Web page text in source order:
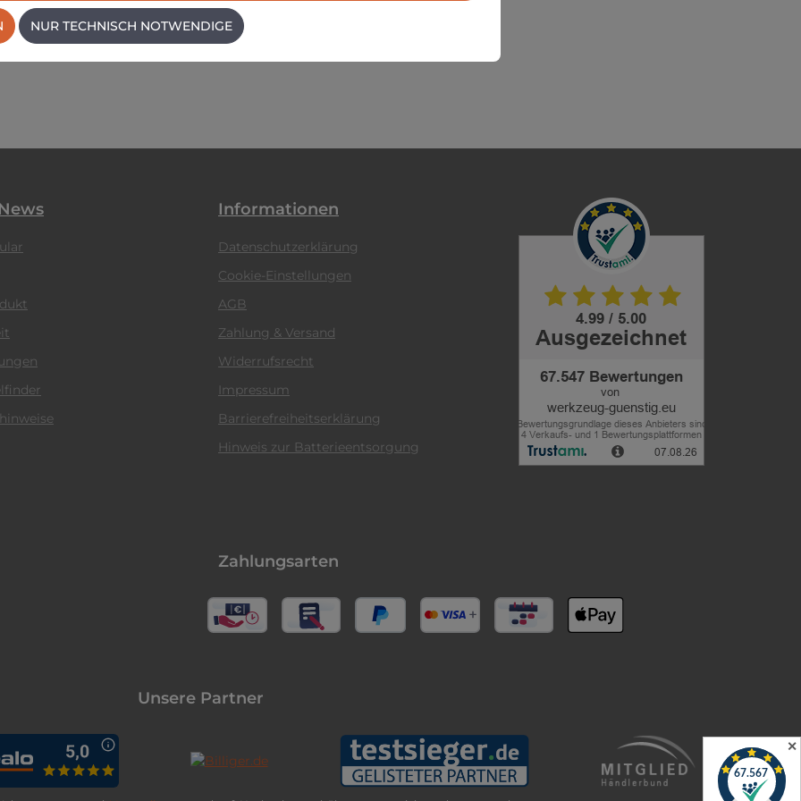
Informationen
Datenschutzerklärung
Cookie-Einstellungen
AGB
Zahlung & Versand
Widerrufsrecht
Impressum
Barrierefreiheitserklärung
Hinweis zur Batterieentsorgung
Zahlungsarten
Unsere Partner
NUR TECHNISCH NOTWENDIGE
✕